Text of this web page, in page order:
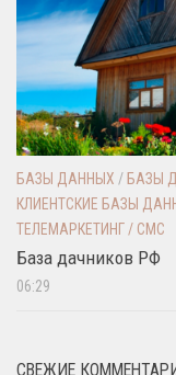
БАЗЫ ДАННЫХ / БАЗЫ
КЛИЕНТСКИЕ БАЗЫ
ТЕЛЕМАРКЕТИНГ / СМС
База дачников РФ
06:29
СВЕЖИЕ